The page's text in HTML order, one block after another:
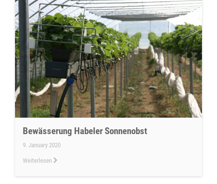
Bewässerung Habeler Sonnenobst
9. January 2020
Weiterlesen